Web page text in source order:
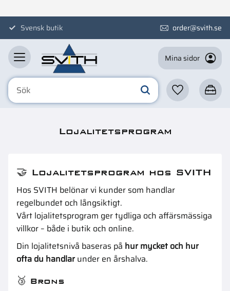
MenySvensk butik order@svith.se
Mina sidor
Favoriter
Lojalitetsprogram
🤝 Lojalitetsprogram hos SVITH
Hos SVITH belönar vi kunder som handlar
regelbundet och långsiktigt.
Vårt lojalitetsprogram ger tydliga och affärsmässiga
villkor – både i butik och online.
Din lojalitetsnivå baseras på hur mycket och hur
ofta du handlar under en årshalva.
🥉 Brons